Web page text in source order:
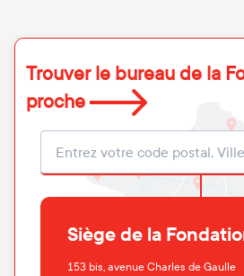
Trouver le bureau de la
proche
Localisation
Siège de la
153 bis, avenue Charles de Gaulle